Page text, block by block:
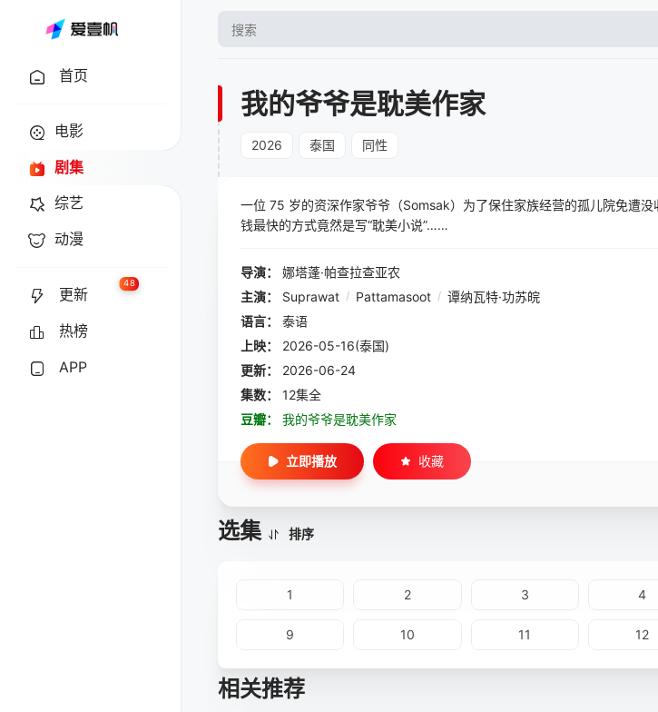
首页
电影
剧集
综艺
动漫
更新
48
热榜
APP
我的爷爷是耽美作家
2026 泰国 同性
一位 75 岁的资深作家爷爷（Somsak）为了保住家族经营的孤儿院免遭
钱最快的方式竟然是写“耽美小说”……
导演：
娜塔蓬·帕查拉查亚农
主演：
Suprawat / Pattamasoot / 谭纳瓦特·功苏皖
语言：
泰语
上映：
2026-05-16(泰国)
更新：
2026-06-24
集数：
12集全
豆瓣：
我的爷爷是耽美作家
立即播放 收藏
选集 排序
1 2 3 4
9 10 11 12
相关推荐